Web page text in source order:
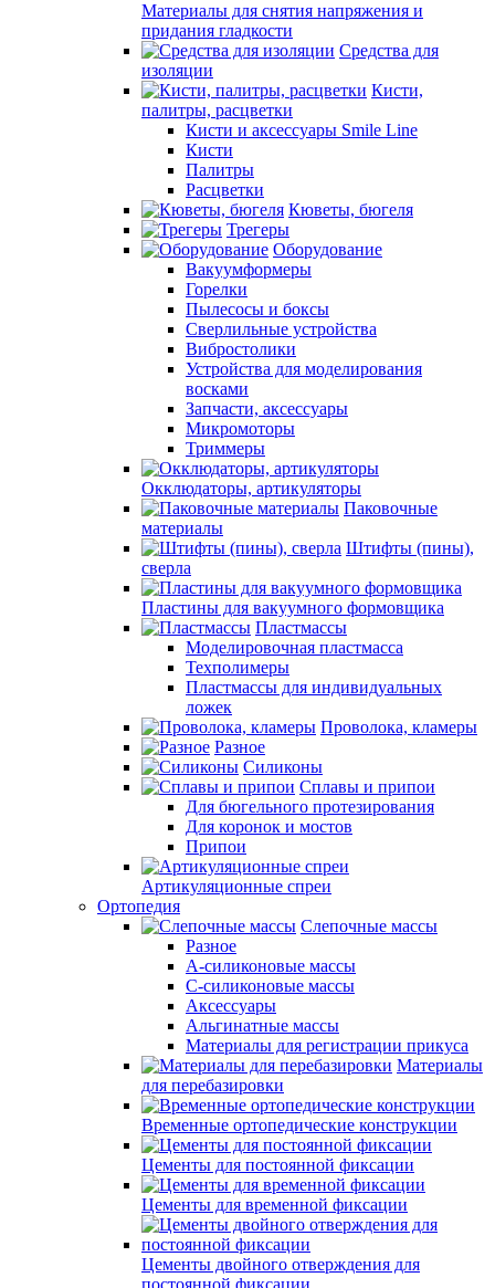
Материалы для снятия напряжения и
придания гладкости
Средства для
изоляции
Кисти,
палитры, расцветки
Кисти и аксессуары Smile Line
Кисти
Палитры
Расцветки
Кюветы, бюгеля
Трегеры
Оборудование
Вакуумформеры
Горелки
Пылесосы и боксы
Сверлильные устройства
Вибростолики
Устройства для моделирования
восками
Запчасти, аксессуары
Микромоторы
Триммеры
Окклюдаторы, артикуляторы
Паковочные
материалы
Штифты (пины),
сверла
Пластины для вакуумного формовщика
Пластмассы
Моделировочная пластмасса
Техполимеры
Пластмассы для индивидуальных
ложек
Проволока, кламеры
Разное
Силиконы
Сплавы и припои
Для бюгельного протезирования
Для коронок и мостов
Припои
Артикуляционные спреи
Ортопедия
Слепочные массы
Разное
А-силиконовые массы
С-силиконовые массы
Аксессуары
Альгинатные массы
Материалы для регистрации прикуса
Материалы
для перебазировки
Временные ортопедические конструкции
Цементы для постоянной фиксации
Цементы для временной фиксации
Цементы двойного отверждения для
постоянной фиксации